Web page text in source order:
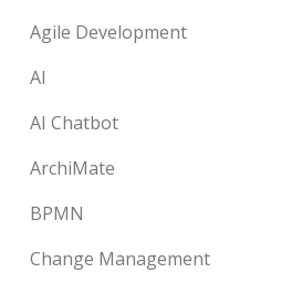
Agile Development
AI
AI Chatbot
ArchiMate
BPMN
Change Management